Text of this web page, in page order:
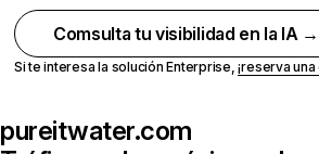
Comsulta tu visibilidad en la IA →
Si te interesa la solución Enterprise,¡reserva
pureitwater.com